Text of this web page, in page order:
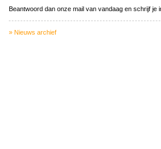
Beantwoord dan onze mail van vandaag en schrijf je
» Nieuws archief